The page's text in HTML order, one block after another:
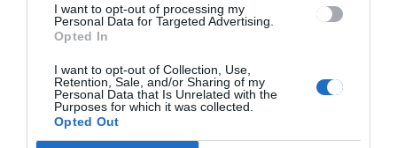
I want to opt-out of processing my
Personal Data for Targeted Advertising.
Opted In
I want to opt-out of Collection, Use,
Retention, Sale, and/or Sharing of my
Personal Data that Is Unrelated with the
Purposes for which it was collected.
Opted Out
HÍRLISTA
Gheorghiță elárulta, hogy
mikortól adnák az oltás